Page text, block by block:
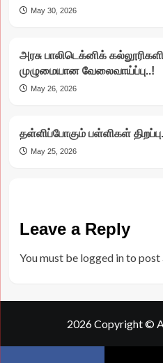
May 30, 2026
அரசு பாலிடெக்னிக்
முழுமையான வேலைவாய்ப்பு..!
May 26, 2026
தள்ளிப்போகும் பள்ளிகள்
May 25, 2026
Leave a Reply
You must be logged into post
2026 Copyright ©